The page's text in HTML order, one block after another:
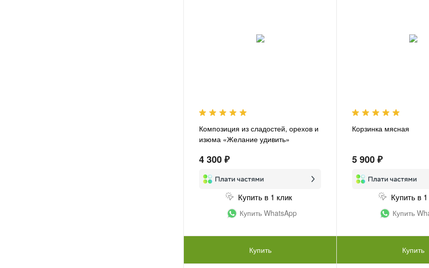
Композиция из сладостей, орехов и
изюма «Желание удивить»
4 300 ₽
Купить в 1 клик
Купить WhatsApp
Купить
Корзинка мясная
5 900 ₽
Купить в
Купить
Купить